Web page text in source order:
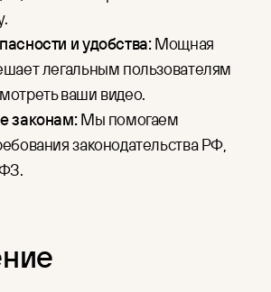
и удобства:Мощная
легальным пользователям
ваши видео.
законам:Мы помогаем
законодательства РФ,